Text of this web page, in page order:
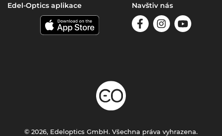
Edel-Optics aplikace Navštiv nás
© 2026, Edeloptics GmbH. Všechna práva vyhrazena.